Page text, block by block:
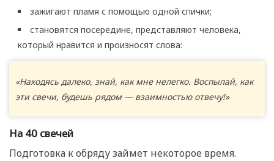
зажигают пламя с помощью одной спички;
становятся посередине, представляют человека,
который нравится и произносят слова:
«Находясь далеко, знай, как мне нелегко. Воспылай, как
эти свечи, будешь рядом — взаимностью отвечу!»
На 40 свечей
Подготовка к обряду займет некоторое время.